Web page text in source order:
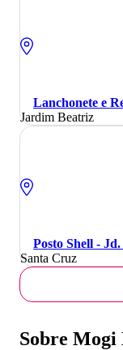
Lanchonete e
Jardim Beatriz
Posto Shell -
Santa Cruz
Sobre